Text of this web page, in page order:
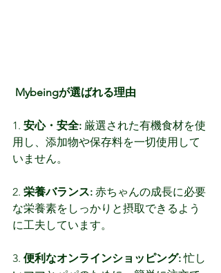
Mybeingが選ばれる理由
1. 安心・安全: 厳選された有機食材を使
用し、添加物や保存料を一切使用して
いません。
2. 栄養バランス: 赤ちゃんの成長に必要
な栄養素をしっかりと摂取できるよう
に工夫しています。
3. 便利なオンラインショッピング: 忙し